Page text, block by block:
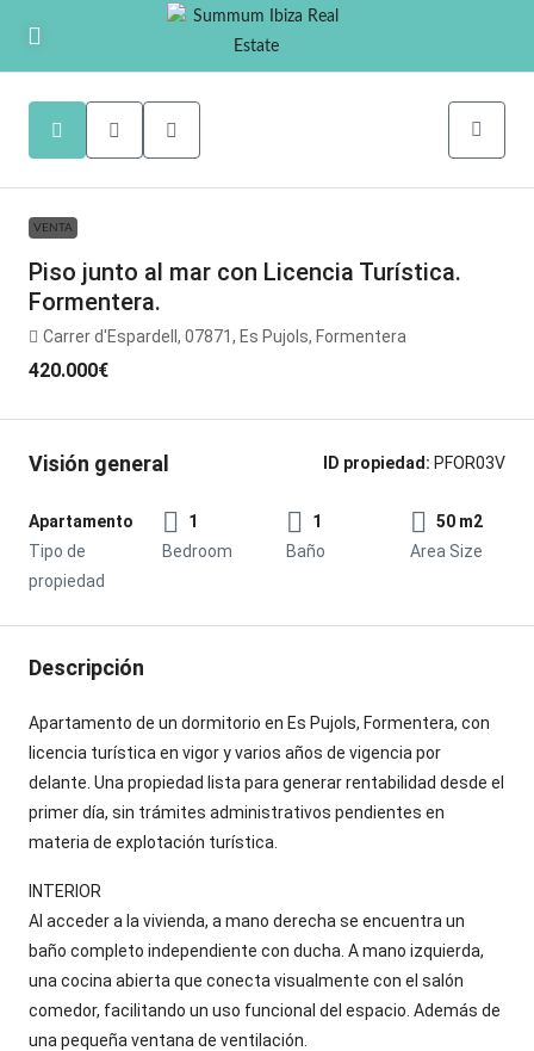
VENTA
Piso junto al mar con Licencia Turística.
Formentera.
Carrer d'Espardell, 07871, Es Pujols, Formentera
420.000€
Visión general ID propiedad: PFOR03V
Apartamento
Tipo de
propiedad
1
Bedroom
1
Baño
50 m2
Area Size
Descripción
Apartamento de un dormitorio en Es Pujols, Formentera, con
licencia turística en vigor y varios años de vigencia por
delante. Una propiedad lista para generar rentabilidad desde el
primer día, sin trámites administrativos pendientes en
materia de explotación turística.
INTERIOR
Al acceder a la vivienda, a mano derecha se encuentra un
baño completo independiente con ducha. A mano izquierda,
una cocina abierta que conecta visualmente con el salón
comedor, facilitando un uso funcional del espacio. Además de
una pequeña ventana de ventilación.